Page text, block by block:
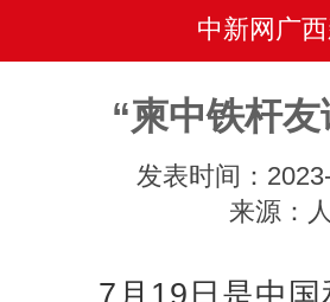
中新网广
“柬中铁杆
发表时间：
来源：
7月19日是中国